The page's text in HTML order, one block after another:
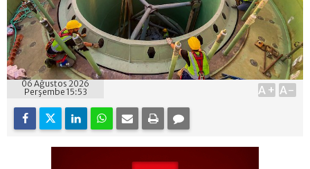
06 Ağustos 2026
Perşembe 15:53
A+ A-